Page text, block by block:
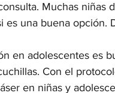
Muchas niñas
es una buena
en adolescentes es
Con el
en niñas y